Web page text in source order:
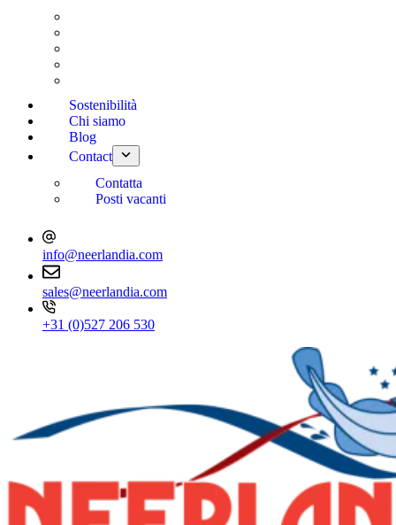
Sostenibilità
Chi siamo
Blog
Contact
Contatta
Posti vacanti
info@neerlandia.com
sales@neerlandia.com
+31 (0)527 206 530